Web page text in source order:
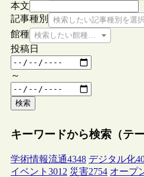
本文
記事種別
検索したい記事種別を選
館種 検索したい館種を選択してくだ
投稿日
～
検索
キーワードから検索（テー
学術情報流通4348 デジタル化
イベント 3012 災害2754 オープ